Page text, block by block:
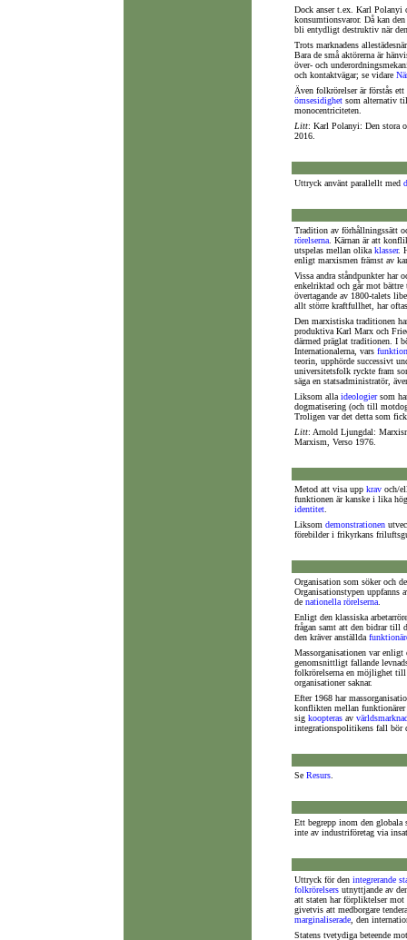
Dock anser t.ex. Karl Polanyi
konsumtionsvaror. Då kan
bli entydligt destruktiv när
Trots marknadens
Bara de små aktörerna är
över- och
och kontaktvägar; se vidare
Även folkrörelser är förstås
ömsesidighet som alternativ
monocentriciteten.
Litt: Karl Polanyi: Den stora
2016.
Uttryck använt parallellt med
Tradition av förhållningssätt
rörelserna . Kärnan är att
utspelas mellan olika klasser.
enligt marxismen främst av
Vissa andra ståndpunkter har
enkelriktad och går mot
övertagande av 1800-talets
allt större kraftfullhet, har
Den marxistiska traditionen
produktiva Karl Marx och
därmed präglat traditionen. I
Internationalerna, vars
teorin, upphörde successivt
universitetsfolk ryckte fram
säga en statsadministratör,
Liksom alla ideologiersom
dogmatisering (och till
Troligen var det detta som
Litt: Arnold Ljungdal:
Marxism, Verso 1976.
Metod att visa upp krav och/
funktionen är kanske i lika
identitet
Liksom demonstrationen
förebilder i frikyrkans
Organisation som söker och
Organisationstypen uppfanns
de nationella rörelserna
Enligt den klassiska
frågan samt att den bidrar till
den kräver anställda
Massorganisationen var
genomsnittligt fallande
folkrörelserna en möjlighet
organisationer saknar.
Efter 1968 har
konflikten mellan funktionärer
sig koopteras av
integrationspolitikens fall bör
Se Resurs
Ett begrepp inom den globala
inte av industriföretag via
Uttryck för den integrerande
folkrörelsers utnyttjande av
att staten har förpliktelser mot
givetvis att medborgare
marginaliserade , den
Statens tvetydiga beteende